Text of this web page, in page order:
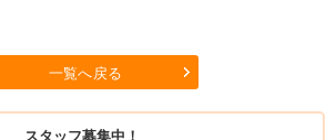
一覧へ戻る
スタッフ募集中！